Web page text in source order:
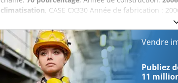
climatisation, CASE CX330 Année de fabrication :
fermée Climatisation Radio Graissage centralisé
complet (pour marteau, grappin, cisailles) Djdpfxozp
800 mm 1 grappin – fonctionne, réparation
Plaques de base, largeur 600 mm Moteur Isuzu, 202
x 3,40 m Poids en ordre de marche : 35,5 tonnes.
Vendre
Publiez
11